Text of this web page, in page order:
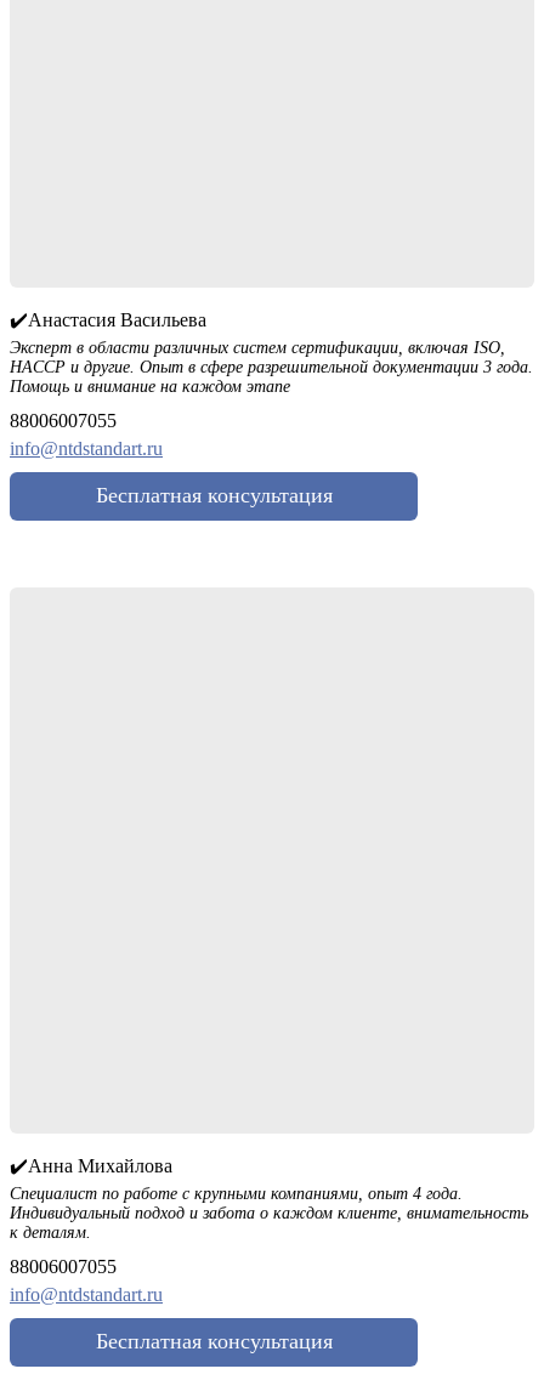
✔️Анастасия Васильева
Эксперт в области различных систем сертификации, включая ISO,
HACCP и другие. Опыт в сфере разрешительной документации 3 года.
Помощь и внимание на каждом этапе
88006007055
info@ntdstandart.ru
Бесплатная консультация
✔️Анна Михайлова
Специалист по работе с крупными компаниями, опыт 4 года.
Индивидуальный подход и забота о каждом клиенте, внимательность
к деталям.
88006007055
info@ntdstandart.ru
Бесплатная консультация